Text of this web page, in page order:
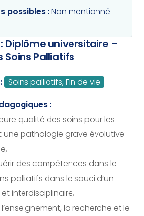
possibles :Non mentionné
Diplôme universitaire –
Soins Palliatifs
Soins palliatifs, Fin de vie
:
qualité des soins pour les
une pathologie grave évolutive
des compétences dans le
palliatifs dans le souci d’un
interdisciplinaire,
la recherche et le